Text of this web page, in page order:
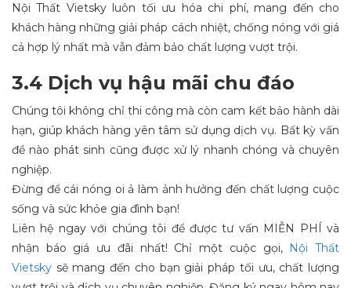
Nội Thất Vietsky luôn tối ưu hóa chi phí, mang đến cho
khách hàng những giải pháp cách nhiệt, chống nóng với giá
cả hợp lý nhất mà vẫn đảm bảo chất lượng vượt trội.
3.4 Dịch vụ hậu mãi chu đáo
Chúng tôi không chỉ thi công mà còn cam kết bảo hành dài
hạn, giúp khách hàng yên tâm sử dụng dịch vụ. Bất kỳ vấn
đề nào phát sinh cũng được xử lý nhanh chóng và chuyên
nghiệp.
Đừng để cái nóng oi ả làm ảnh hưởng đến chất lượng cuộc
sống và sức khỏe gia đình bạn!
Liên hệ ngay với chúng tôi để được tư vấn MIỄN PHÍ và
nhận báo giá ưu đãi nhất! Chỉ một cuộc gọi, Nội Thất
Vietsky sẽ mang đến cho bạn giải pháp tối ưu, chất lượng